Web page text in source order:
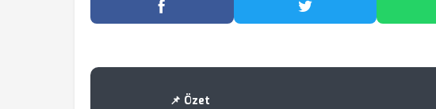
Facebook'ta Paylaş Twitter'da Paylaş
📌 Özet